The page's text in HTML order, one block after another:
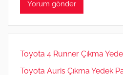
Toyota 4 Runner Çıkma
Toyota Auris Çıkma Yedek